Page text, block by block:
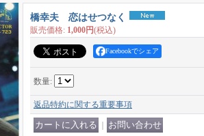
橋幸夫 恋はせつなく
販売価格: 1,000円(税込)
Facebookでシェア
数量:
返品特約に関する重要事項